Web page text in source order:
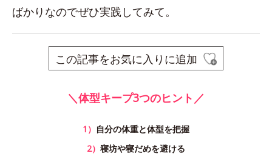
ばかりなのでぜひ実践してみて。
この記事をお気に入りに追加
＼体型キープ3つのヒント／
1） 自分の体重と体型を把握
2） 寝坊や寝だめを避ける